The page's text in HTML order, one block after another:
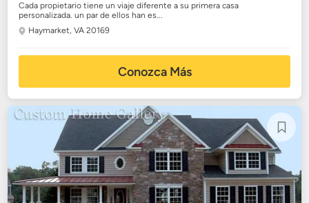
Cada propietario tiene un viaje diferente a su primera casa
personalizada. un par de ellos han es...
Haymarket, VA 20169
Conozca Más